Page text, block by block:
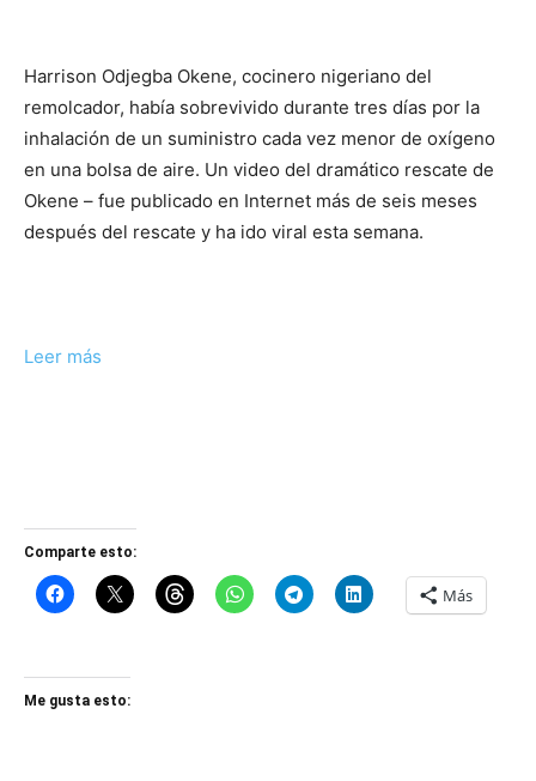
Harrison Odjegba Okene, cocinero nigeriano del
remolcador, había sobrevivido durante tres días por la
inhalación de un suministro cada vez menor de oxígeno
en una bolsa de aire. Un video del dramático rescate de
Okene – fue publicado en Internet más de seis meses
después del rescate y ha ido viral esta semana.
Leer más
Comparte esto:
Más
Me gusta esto: